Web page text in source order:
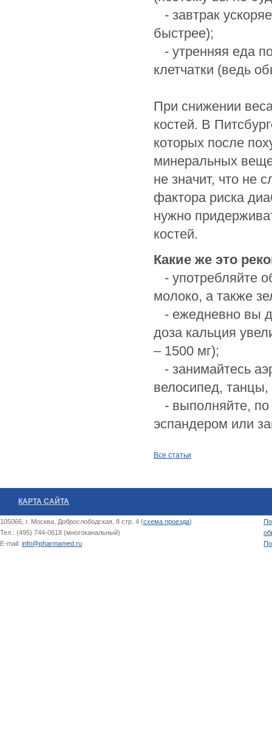
- завтрак
быстрее);
- утренняя еда
клетчатки (ведь
При снижении
костей. В
которых после
минеральных
не значит, что не
фактора риска
нужно
костей.
Какие же это
- употребляйте
молоко, а также
- ежедневно вы
доза кальция
– 1500 мг);
- занимайтесь
велосипед, танцы,
- выполняйте, по
эспандером или
Все статьи
КАРТА САЙТА
105066, г. Москва, Доброслободская, 8 стр. 4 (схема проезда)
Тел.: (495) 744-0618 (многоканальный)
E-mail: info@pharmamed.ru